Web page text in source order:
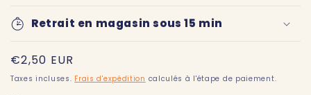
Retrait en magasin sous 15 min
Prix
habituel
€2,50 EUR
Taxes incluses. Frais d'expédition calculés à l'étape de paiement.